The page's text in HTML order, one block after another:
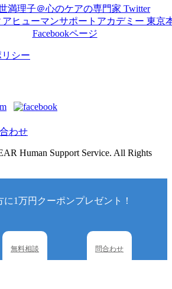
シー
Human Support Service. All Rights
に1万円クーポンプレゼント！
無料相談 問合わせ